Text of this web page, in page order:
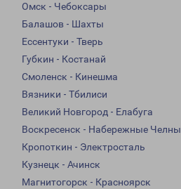
Омск - Чебоксары
Балашов - Шахты
Ессентуки - Тверь
Губкин - Костанай
Смоленск - Кинешма
Вязники - Тбилиси
Великий Новгород - Елабуга
Воскресенск - Набережные Челны
Кропоткин - Электросталь
Кузнецк - Ачинск
Магнитогорск - Красноярск